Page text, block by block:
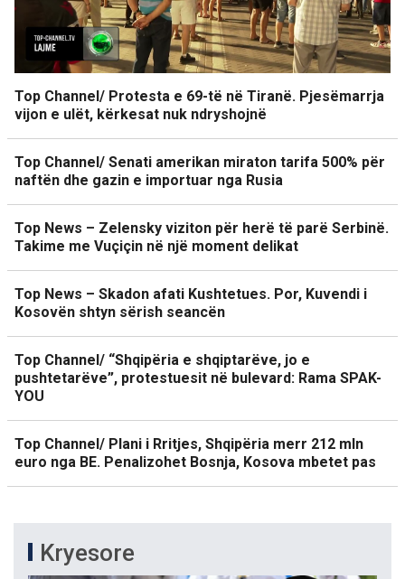
Top Channel/ Protesta e 69-të në Tiranë. Pjesëmarrja
vijon e ulët, kërkesat nuk ndryshojnë
Top Channel/ Senati amerikan miraton tarifa 500% për
naftën dhe gazin e importuar nga Rusia
Top News – Zelensky viziton për herë të parë Serbinë.
Takime me Vuçiçin në një moment delikat
Top News – Skadon afati Kushtetues. Por, Kuvendi i
Kosovën shtyn sërish seancën
Top Channel/ “Shqipëria e shqiptarëve, jo e
pushtetarëve”, protestuesit në bulevard: Rama SPAK-
YOU
Top Channel/ Plani i Rritjes, Shqipëria merr 212 mln
euro nga BE. Penalizohet Bosnja, Kosova mbetet pas
Kryesore